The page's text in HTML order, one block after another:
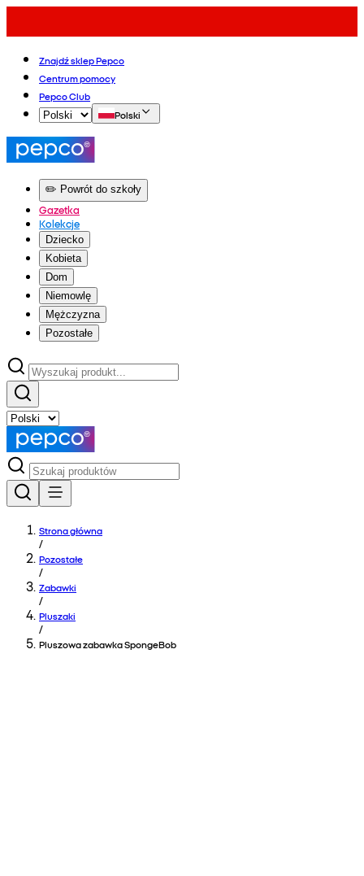
Znajdź sklep Pepco
Centrum pomocy
Pepco Club
Polski
✏️ Powrót do szkoły
Gazetka
Kolekcje
Dziecko
Kobieta
Dom
Niemowlę
Mężczyzna
Pozostałe
Strona główna
/
Pozostałe
/
Zabawki
/
Pluszaki
/
Pluszowa zabawka SpongeBob